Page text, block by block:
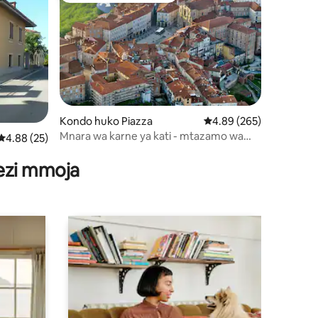
12 wa wastani wa 4.88 kati ya 5, tathmini 25
4.88 (25)
Kondo huko Piazza Ukadiriaji wa wastani
4.89 (265)
Mnara wa karne ya kati - mtazamo wa
mmoja